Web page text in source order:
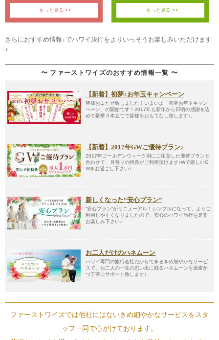
  もっと見る >>
  もっと見る >>
さらにおすすめ情報↓でハワイ旅行をよりいっそうお楽しみいただけます
〜 ファーストワイズのおすすめ情報一覧 〜
【新着】初夢♪お年玉キャンペーン
皆様おまたせ致しました！いよいよ「初夢お年玉キャン
ペーン」の開始です！2017年も新年から日頃の感謝を込
めて豪華３本立てで皆様をおもてなし致します♪。
【新着】2017年GWご優待プラン♪
2017年ゴールデンウィーク用にご用意した優待プランと
合わせて、月替りの特典がご利用頂けます♪Wで嬉しいG
Wをお過ごし下さい♪
新しくなった“安心プラン”
“安心プラン”がリニューアル！シンプルになって、よりご
利用しやすくなりましたので、安心のハワイ旅行を是非
お楽しみ下さい♪
お二人だけのハネムーン
ハワイ専門の旅行会社だからできるきめ細やかなサービ
スで、お二人の一生の思い出に残るハネムーンを迅速か
つ丁寧にサポート致します♪
ファーストワイズでは他社にはないきめ細やかなサービスをスタ
ッフ一同で心がけております。